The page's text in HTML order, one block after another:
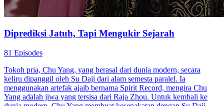
Diprediksi Jatuh, Tapi Mengukir Sejarah
81 Episodes
Tokoh pria, Chu Yang, yang berasal dari dunia modern, secara
keliru dipanggil oleh Su Daji dari alam semesta paralel. Ia
menggunakan artefak ajaib bernama Spirit Record, mengira Chu
Yang adalah jiwa yang tersisa dari Raja Zhou. Untuk kembali ke